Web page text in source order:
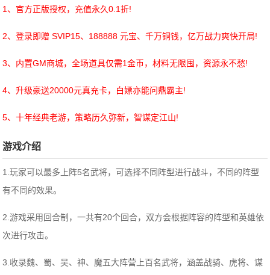
1、官方正版授权，充值永久0.1折!
2、登录即赠 SVIP15、188888 元宝、千万铜钱，亿万战力爽快开局!
3、内置GM商城，全场道具仅需1金币，材料无限囤，资源永不愁!
4、升级豪送20000元真充卡，白嫖亦能问鼎霸主!
5、十年经典老游，策略历久弥新，智谋定江山!
游戏介绍
1.玩家可以最多上阵5名武将，可选择不同阵型进行战斗，不同的阵型
有不同的效果。
2.游戏采用回合制，一共有20个回合，双方会根据阵容的阵型和英雄依
次进行攻击。
3.收录魏、蜀、吴、神、魔五大阵营上百名武将，涵盖战骑、虎将、谋